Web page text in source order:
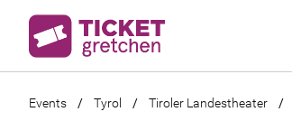
Events / Tyrol / Tiroler Landestheater /